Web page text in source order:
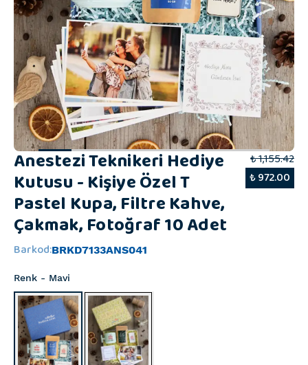
Anestezi Teknikeri Hediye
Kutusu - Kişiye Özel T
Pastel Kupa, Filtre Kahve,
Çakmak, Fotoğraf 10 Adet
₺ 1,155.42
₺ 972.00
Barkod:BRKD7133ANS041
Renk - Mavi